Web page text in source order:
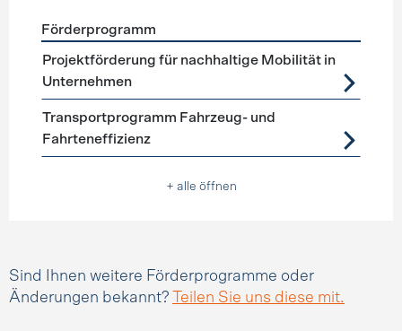
Förderprogramme Mobilitätsmanagement
Förderprogramm
Projektförderung für nachhaltige Mobilität in
Unternehmen
Transportprogramm Fahrzeug- und
Fahrteneffizienz
+ alle öffnen
Sind Ihnen weitere Förderprogramme oder
Änderungen bekannt?
Teilen Sie uns diese mit.